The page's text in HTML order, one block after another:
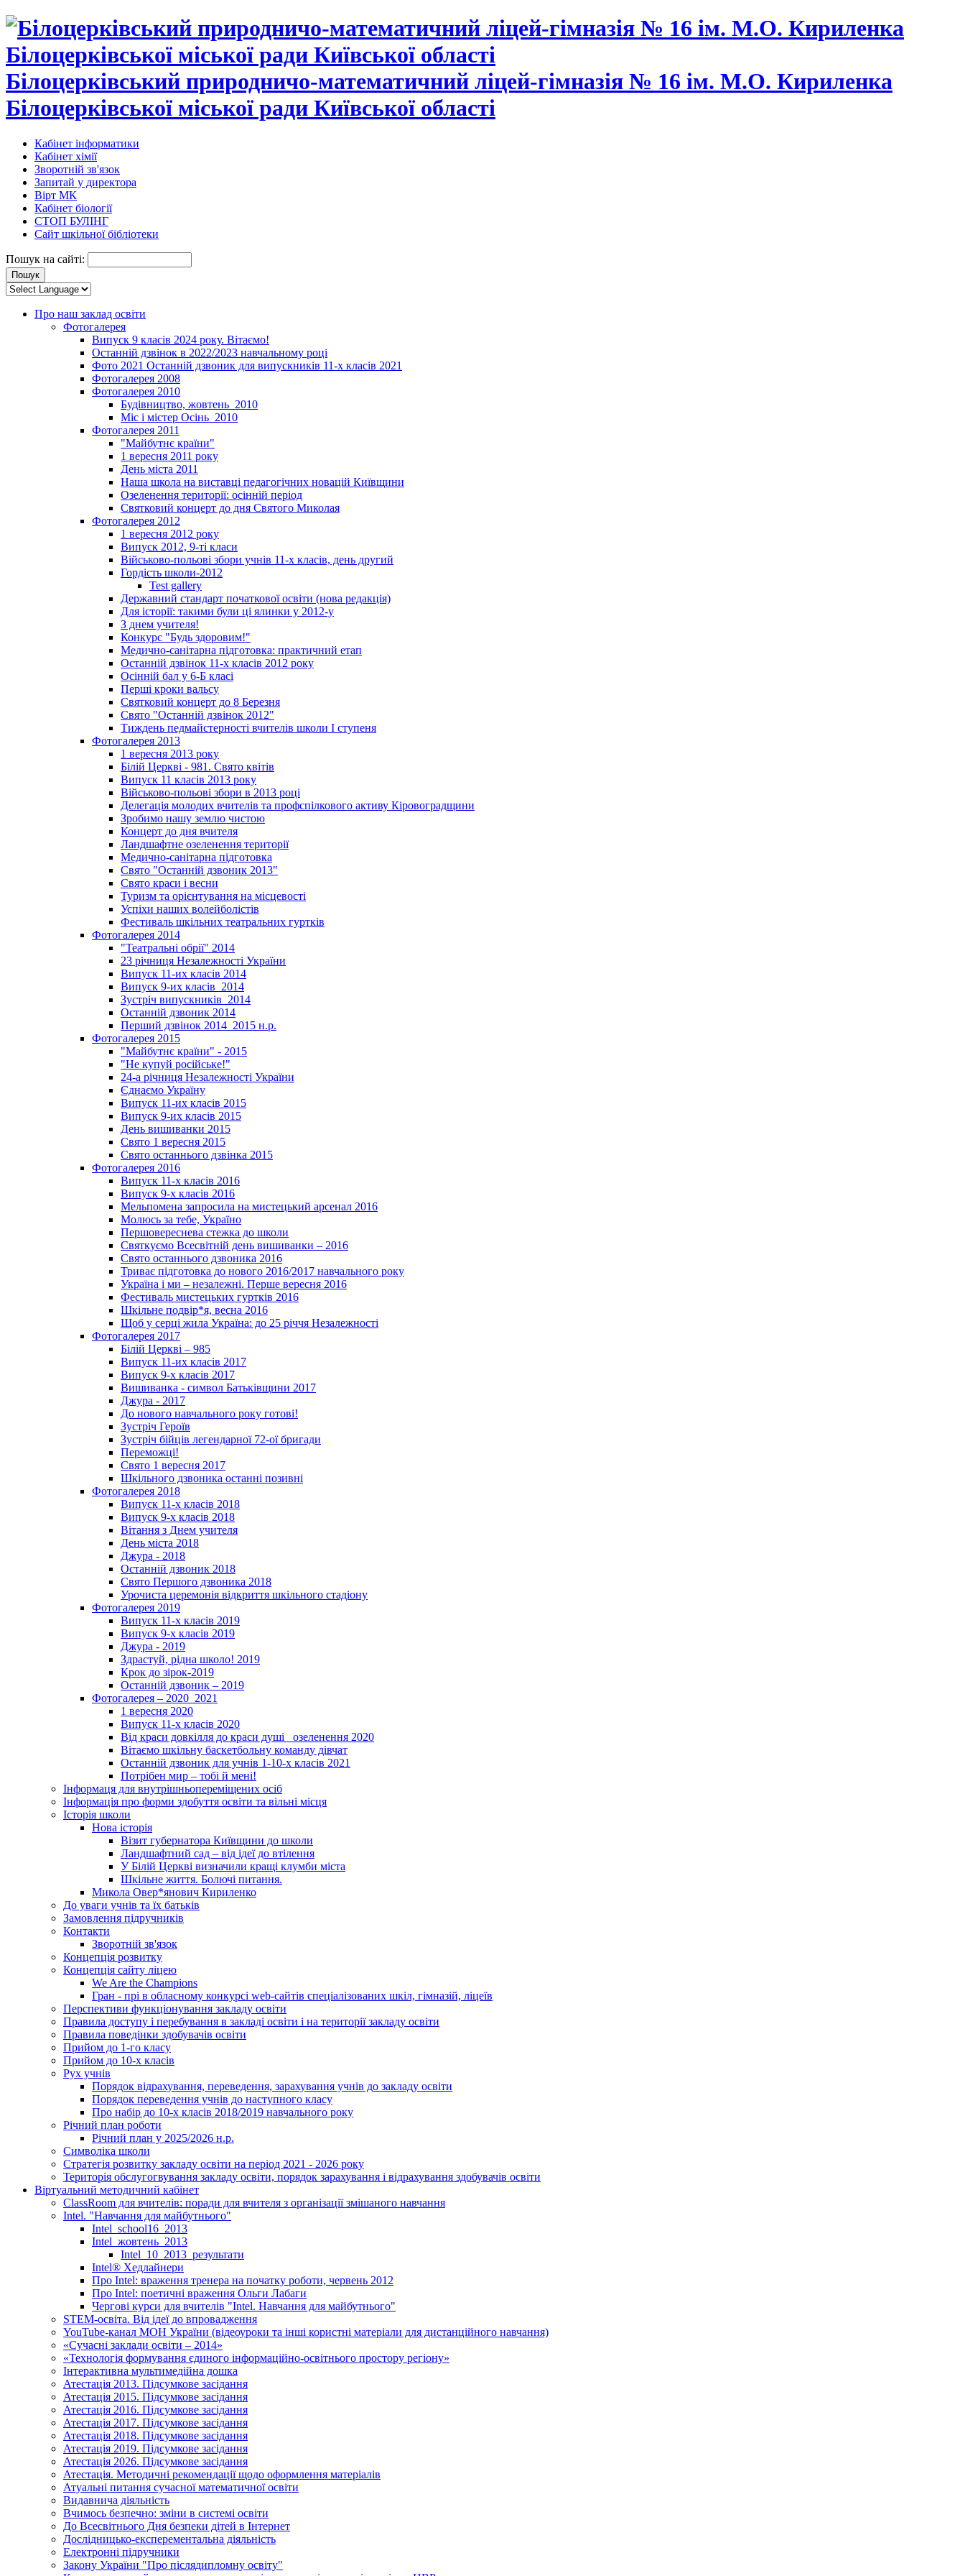
Білоцерківський природничо-математичний ліцей-гімназія № 16 ім. М.О. Кириленка
Білоцерківської міської ради Київської області
Кабінет інформатики
Кабінет хімії
Зворотній зв'язок
Запитай у директора
Вірт МК
Кабінет біології
СТОП БУЛІНГ
Сайт шкільної бібліотеки
Пошук на сайті:
Про наш заклад освіти
Фотогалерея
Випуск 9 класів 2024 року. Вітаємо!
Останній дзвінок в 2022/2023 навчальному році
Фото 2021 Останній дзвоник для випускників 11-х класів 2021
Фотогалерея 2008
Фотогалерея 2010
Будівництво, жовтень_2010
Міс і містер Осінь_2010
Фотогалерея 2011
"Майбутнє країни"
1 вересня 2011 року
День міста 2011
Наша школа на виставці педагогічних новацій Київщини
Озеленення території: осінній період
Святковий концерт до дня Святого Миколая
Фотогалерея 2012
1 вересня 2012 року
Випуск 2012, 9-ті класи
Військово-польові збори учнів 11-х класів, день другий
Гордість школи-2012
Test gallery
Державний стандарт початкової освіти (нова редакція)
Для історії: такими були ці ялинки у 2012-у
З днем учителя!
Конкурс "Будь здоровим!"
Медично-санітарна підготовка: практичний етап
Останній дзвінок 11-х класів 2012 року
Осінній бал у 6-Б класі
Перші кроки вальсу
Святковий концерт до 8 Березня
Свято "Останній дзвінок 2012"
Тиждень педмайстерності вчителів школи І ступеня
Фотогалерея 2013
1 вересня 2013 року
Білій Церкві - 981. Свято квітів
Випуск 11 класів 2013 року
Військово-польові збори в 2013 році
Делегація молодих вчителів та профспілкового активу Кіровоградщини
Зробимо нашу землю чистою
Концерт до дня вчителя
Ландшафтне озеленення території
Медично-санітарна підготовка
Свято "Останній дзвоник 2013"
Свято краси і весни
Туризм та орієнтування на місцевості
Успіхи наших волейболістів
Фестиваль шкільних театральних гуртків
Фотогалерея 2014
"Театральні обрії" 2014
23 річниця Незалежності України
Випуск 11-их класів 2014
Випуск 9-их класів_2014
Зустріч випускників_2014
Останній дзвоник 2014
Перший дзвінок 2014_2015 н.р.
Фотогалерея 2015
"Майбутнє країни" - 2015
"Не купуй російське!"
24-а річниця Незалежності України
Єднаємо Україну
Випуск 11-их класів 2015
Випуск 9-их класів 2015
День вишиванки 2015
Свято 1 вересня 2015
Свято останнього дзвінка 2015
Фотогалерея 2016
Випуск 11-х класів 2016
Випуск 9-х класів 2016
Мельпомена запросила на мистецький арсенал 2016
Молюсь за тебе, Україно
Першовереснева стежка до школи
Святкуємо Всесвітній день вишиванки – 2016
Свято останнього дзвоника 2016
Триває підготовка до нового 2016/2017 навчального року
Україна і ми – незалежні. Перше вересня 2016
Фестиваль мистецьких гуртків 2016
Шкільне подвір*я, весна 2016
Щоб у серці жила Україна: до 25­ річчя Незалежності
Фотогалерея 2017
Білій Церкві – 985
Випуск 11-их класів 2017
Випуск 9-х класів 2017
Вишиванка - символ Батьківщини 2017
Джура - 2017
До нового навчального року готові!
Зустріч Героїв
Зустріч бійців легендарної 72-ої бригади
Переможці!
Свято 1 вересня 2017
Шкільного дзвоника останні позивні
Фотогалерея 2018
Випуск 11-х класів 2018
Випуск 9-х класів 2018
Вітання з Днем учителя
День міста 2018
Джура - 2018
Останній дзвоник 2018
Свято Першого дзвоника 2018
Урочиста церемонія відкриття шкільного стадіону
Фотогалерея 2019
Випуск 11-х класів 2019
Випуск 9-х класів 2019
Джура - 2019
Здрастуй, рідна школо! 2019
Крок до зірок-2019
Останній дзвоник – 2019
Фотогалерея – 2020_2021
1 вересня 2020
Випуск 11-х класів 2020
Від краси довкілля до краси душі _озеленення 2020
Вітаємо шкільну баскетбольну команду дівчат
Останній дзвоник для учнів 1-10-х класів 2021
Потрібен мир – тобі й мені!
Інформаця для внутрішньопереміщених осіб
Інформація про форми здобуття освіти та вільні місця
Історія школи
Нова історія
Візит губернатора Київщини до школи
Ландшафтний сад – від ідеї до втілення
У Білій Церкві визначили кращі клумби міста
Шкільне життя. Болючі питання.
Микола Овер*янович Кириленко
До уваги учнів та їх батьків
Замовлення підручників
Контакти
Зворотній зв'язок
Концепція розвитку
Концепція сайту ліцею
We Are the Champions
Гран - прі в обласному конкурсі web-сайтів спеціалізованих шкіл, гімназій, ліцеїв
Перспективи функціонування закладу освіти
Правила доступу і перебування в закладі освіти і на території закладу освіти
Правила поведінки здобувачів освіти
Прийом до 1-го класу
Прийом до 10-х класів
Рух учнів
Порядок відрахування, переведення, зарахування учнів до закладу освіти
Порядок переведення учнів до наступного класу
Про набір до 10-х класів 2018/2019 навчального року
Річний план роботи
Річний план у 2025/2026 н.р.
Символіка школи
Стратегія розвитку закладу освіти на період 2021 - 2026 року
Територія обслугогвування закладу освіти, порядок зарахування і відрахування здобувачів освіти
Віртуальний методичний кабінет
ClassRoom для вчителів: поради для вчителя з організації змішаного навчання
Intel. "Навчання для майбутнього"
Intel_school16_2013
Intel_жовтень_2013
Intel_10_2013_результати
Іntel® Хедлайнери
Про Intel: враження тренера на початку роботи, червень 2012
Про Intel: поетичні враження Ольги Лабаги
Чергові курси для вчителів "Intel. Навчання для майбутнього"
STEM-освіта. Від ідеї до впровадження
YouTube-канал МОН України (відеоуроки та інші користні матеріали для дистанційного навчання)
«Сучасні заклади освіти – 2014»
«Технологія формування єдиного інформаційно-освітнього простору регіону»
Інтерактивна мультимедійна дошка
Атестація 2013. Підсумкове засідання
Атестація 2015. Підсумкове засідання
Атестація 2016. Підсумкове засідання
Атестація 2017. Підсумкове засідання
Атестація 2018. Підсумкове засідання
Атестація 2019. Підсумкове засідання
Атестація 2026. Підсумкове засідання
Атестація. Методичні рекомендації щодо оформлення матеріалів
Атуальні питання сучасної математичної освіти
Видавнича діяльність
Вчимось безпечно: зміни в системі освіти
До Всесвітнього Дня безпеки дітей в Інтернет
Дослідницько-експерементальна діяльність
Електронні підручники
Закону України "Про післядипломну освіту"